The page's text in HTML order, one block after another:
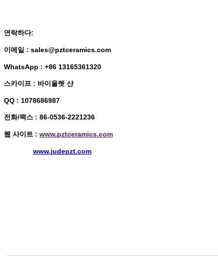
연락하다:
이메일 : sales@pztceramics.com
WhatsApp : +86 13165361320
스카이프 : 바이올렛 샨
QQ : 1078686987
전화/팩스 : 86-0536-2221236
웹 사이트 : www.pztceramics.com
www.judepzt.com